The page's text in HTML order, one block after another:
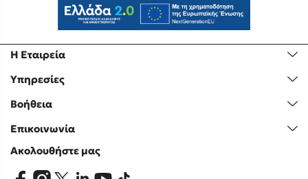
Η Εταιρεία
Υπηρεσίες
Βοήθεια
Επικοινωνία
Ακολουθήστε μας